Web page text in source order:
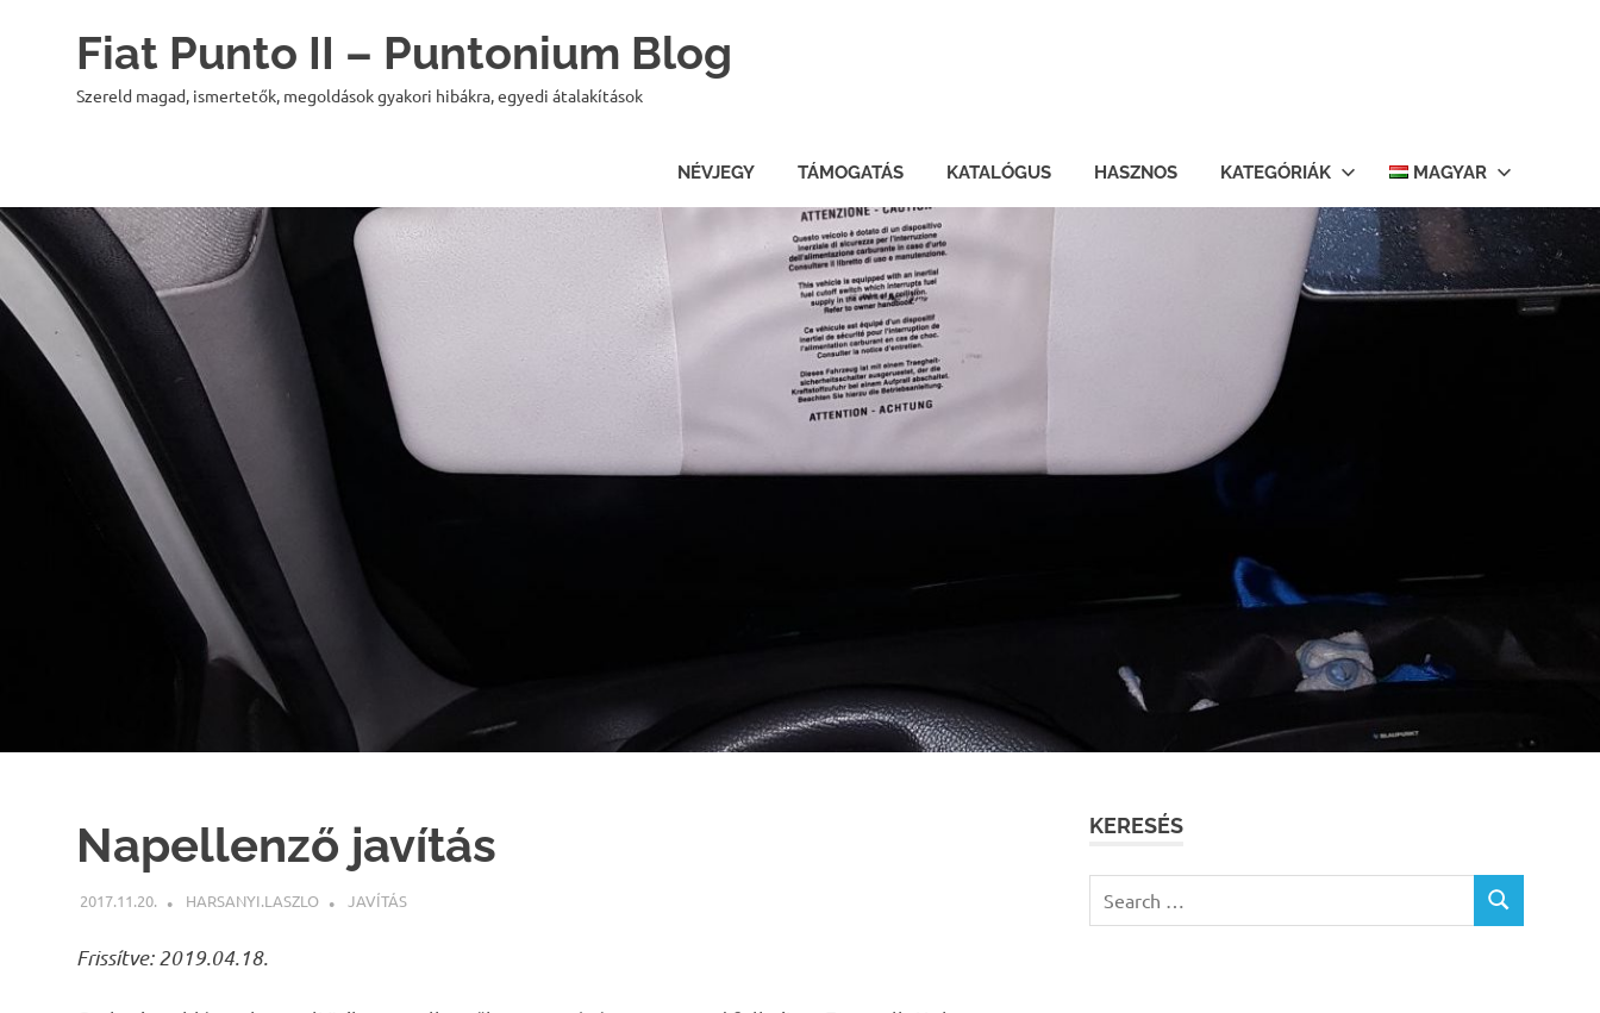
Fiat Punto II – Puntonium Blog
Szereld magad, ismertetők, megoldások gyakori hibákra, egyedi átalakítások
NÉVJEGY TÁMOGATÁS KATALÓGUS HASZNOS KATEGÓRIÁK MAGYAR
Napellenző javítás
2017.11.20. HARSANYI.LASZLO JAVÍTÁS
Frissítve: 2019.04.18.
KERESÉS
SEARCH